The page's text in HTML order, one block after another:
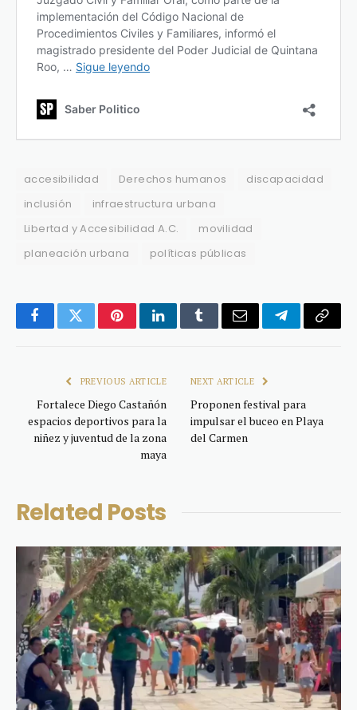
accesibilidad Derechos humanos
discapacidad
inclusión
infraestructura urbana
Libertad y Accesibilidad A.C.
movilidad
planeación urbana
políticas públicas
FacebookTwitterPinterestLinkedInTumblrEmail TelegramCopy
PREVIOUS ARTICLE
Fortalece Diego Castañón
espacios deportivos para la
niñez y juventud de la zona
maya
NEXT ARTICLE
Proponen festival para
impulsar el buceo en Playa
del Carmen
Related Posts